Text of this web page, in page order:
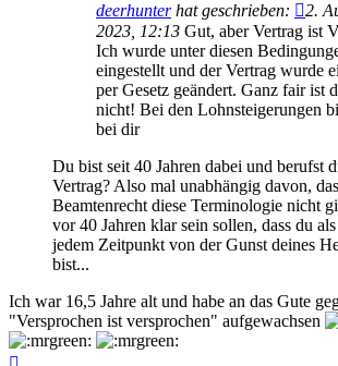
deerhunterhat geschrieben:
2.
2023, 12:13 Gut, aber Vertrag ist
Ich wurde unter diesen
eingestellt und der Vertrag wurde
per Gesetz geändert. Ganz fair ist
nicht! Bei den Lohnsteigerungen
bei dir
Du bist seit 40 Jahren dabei und berufst
Vertrag? Also mal unabhängig davon,
Beamtenrecht diese Terminologie nicht
vor 40 Jahren klar sein sollen, dass du
jedem Zeitpunkt von der Gunst deines
bist...
Ich war 16,5 Jahre alt und habe an das Gute
"Versprochen ist versprochen" aufgewachsen